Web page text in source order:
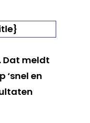
Dat meldt
‘snel en